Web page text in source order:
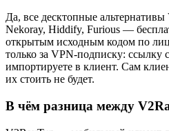
Да, все десктопные
Nekoray, Hiddify, Furious —
открытым исходным кодом по
только за VPN-подписку: ссылку
импортируете в клиент. Сам
их стоить не будет.
В чём разница между